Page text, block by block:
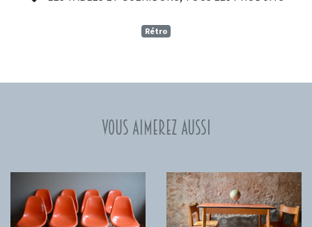
Rétro
Vous aimerez aussi